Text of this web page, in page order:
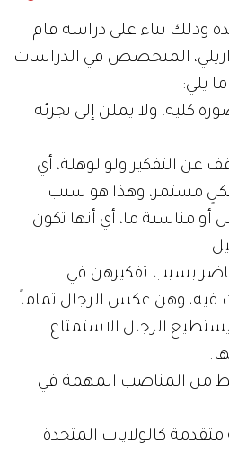
وذلك بناء على دراسة قام
المتخصص في الدراسات
يلي:
كلية، ولا يملن إلى تجزئة
عن التفكير ولو لوهلة، أي
مستمر، وهذا هو سبب
أو مناسبة ما، أي أنها تكون
بسبب تفكيرهن في
فيه، وهن عكس الرجال تماماً
الرجال الاستمتاع
17 % فقط من المناصب المهمة في
كالولايات المتحدة